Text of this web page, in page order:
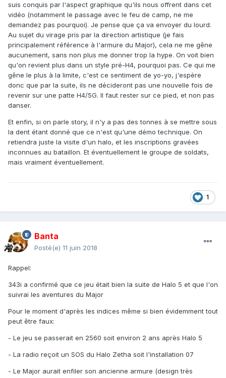
suis conquis par l'aspect graphique qu'ils nous offrent dans cet
vidéo (notamment le passage avec le feu de camp, ne me
demandez pas pourquoi). Je pense que ça va envoyer du lourd.
Au sujet du virage pris par la direction artistique (je fais
principalement référence à l'armure du Major), cela ne me gêne
aucunement, sans non plus me donner trop la hype. On voit bien
qu'on revient plus dans un style pré-H4, pourquoi pas. Ce qui me
gêne le plus à la limite, c'est ce sentiment de yo-yo, j'espère
donc que par la suite, ils ne décideront pas une nouvelle fois de
revenir sur une patte H4/5G. Il faut rester sur ce pied, et non pas
danser.
Et enfin, si on parle story, il n'y a pas des tonnes à se mettre sous
la dent étant donné que ce n'est qu'une démo technique. On
retiendra juste la visite d'un halo, et les inscriptions gravées
inconnues au bataillon. Et éventuellement le groupe de soldats,
mais vraiment éventuellement.
1
Banta
Posté(e) 11 juin 2018
Rappel:
343i a confirmé que ce jeu était bien la suite de Halo 5 et que l'on
suivrai les aventures du Major
Pour le moment d'après les indices même si bien évidemment tout
peut être faux:
- Le jeu se passerait en 2560 soit environ 2 ans après Halo 5
- La radio reçoit un SOS du Halo Zetha soit l'installation 07
- Le Major aurait enfiler son ancienne armure (design très